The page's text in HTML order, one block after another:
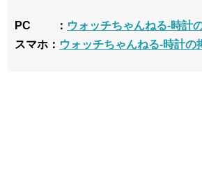
PC ： ウォッチちゃんねる-時計
スマホ： ウォッチちゃんねる-時計の